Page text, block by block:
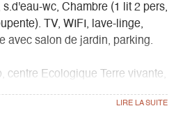
wc, Chambre (1 lit 2 pers,
TV, WIFI, lave-linge,
avec salon de jardin, parking.
centre Ecologique Terre vivante,